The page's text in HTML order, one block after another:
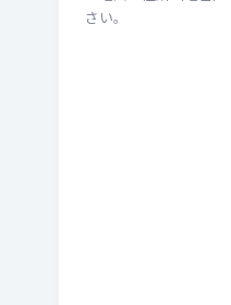
さい。